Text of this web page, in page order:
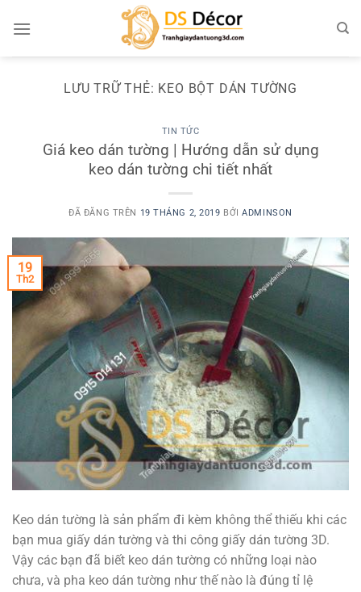
đến
LƯU TRỮ THẺ: KEO BỘT DÁN TƯỜNG
TIN TỨC
Giá keo dán tường | Hướng dẫn sử dụng
keo dán tường chi tiết nhất
ĐÃ ĐĂNG TRÊN 19 THÁNG 2, 2019 BỞIADMINSON
19
Th2
Keo dán tường là sản phẩm đi kèm không thể thiếu khi các
bạn mua giấy dán tường và thi công giấy dán tường 3D.
Vậy các bạn đã biết keo dán tường có những loại nào
chưa, và pha keo dán tường như thế nào là đúng tỉ lệ